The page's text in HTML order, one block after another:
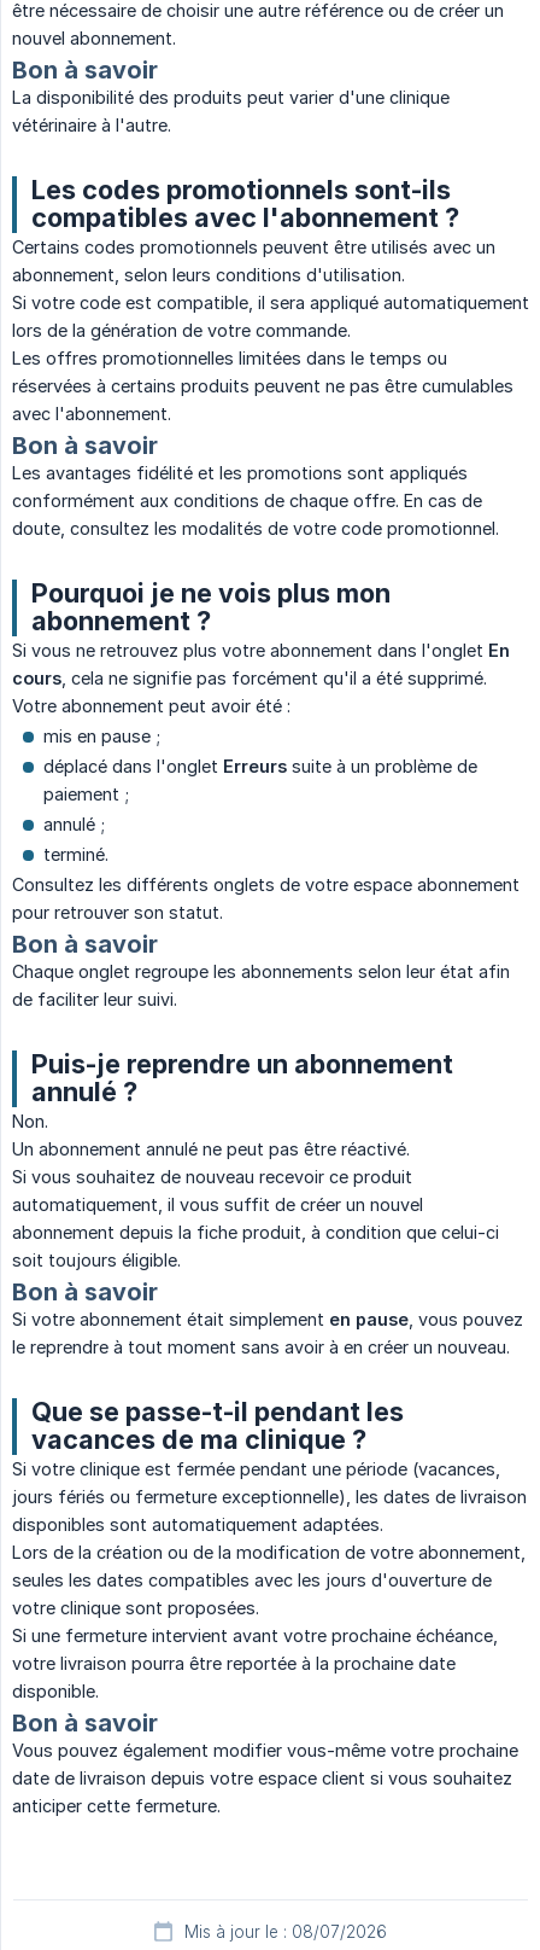
être nécessaire de choisir une autre référence ou de créer un
nouvel abonnement.
Bon à savoir
La disponibilité des produits peut varier d'une clinique
vétérinaire à l'autre.
Les codes promotionnels sont-ils
compatibles avec l'abonnement ?
Certains codes promotionnels peuvent être utilisés avec un
abonnement, selon leurs conditions d'utilisation.
Si votre code est compatible, il sera appliqué automatiquement
lors de la génération de votre commande.
Les offres promotionnelles limitées dans le temps ou
réservées à certains produits peuvent ne pas être cumulables
avec l'abonnement.
Bon à savoir
Les avantages fidélité et les promotions sont appliqués
conformément aux conditions de chaque offre. En cas de
doute, consultez les modalités de votre code promotionnel.
Pourquoi je ne vois plus mon
abonnement ?
Si vous ne retrouvez plus votre abonnement dans l'onglet En
cours , cela ne signifie pas forcément qu'il a été supprimé.
Votre abonnement peut avoir été :
mis en pause ;
déplacé dans l'onglet Erreurs suite à un problème de
paiement ;
annulé ;
terminé.
Consultez les différents onglets de votre espace abonnement
pour retrouver son statut.
Bon à savoir
Chaque onglet regroupe les abonnements selon leur état afin
de faciliter leur suivi.
Puis-je reprendre un abonnement
annulé ?
Non.
Un abonnement annulé ne peut pas être réactivé.
Si vous souhaitez de nouveau recevoir ce produit
automatiquement, il vous suffit de créer un nouvel
abonnement depuis la fiche produit, à condition que celui-ci
soit toujours éligible.
Bon à savoir
Si votre abonnement était simplement en pause , vous pouvez
le reprendre à tout moment sans avoir à en créer un nouveau.
Que se passe-t-il pendant les
vacances de ma clinique ?
Si votre clinique est fermée pendant une période (vacances,
jours fériés ou fermeture exceptionnelle), les dates de livraison
disponibles sont automatiquement adaptées.
Lors de la création ou de la modification de votre abonnement,
seules les dates compatibles avec les jours d'ouverture de
votre clinique sont proposées.
Si une fermeture intervient avant votre prochaine échéance,
votre livraison pourra être reportée à la prochaine date
disponible.
Bon à savoir
Vous pouvez également modifier vous-même votre prochaine
date de livraison depuis votre espace client si vous souhaitez
anticiper cette fermeture.
Mis à jour le : 08/07/2026